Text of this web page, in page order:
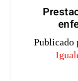
Publicado